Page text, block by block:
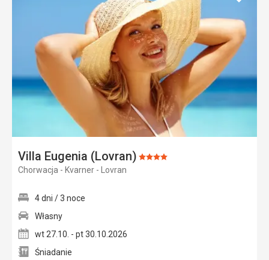
Villa Eugenia (Lovran) Ocena:
Chorwacja - Kvarner - Lovran
4 dni / 3 noce
Własny
wt 27.10. - pt 30.10.2026
Śniadanie